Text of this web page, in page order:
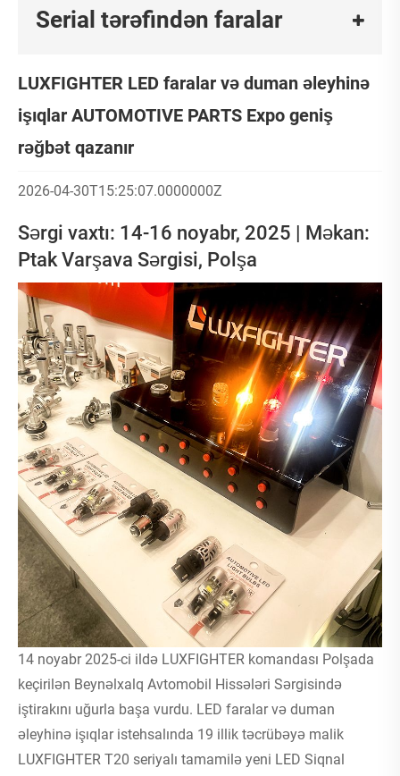
Serial tərəfindən faralar
LUXFIGHTER LED faralar və duman əleyhinə
işıqlar AUTOMOTIVE PARTS Expo geniş
rəğbət qazanır
2026-04-30T15:25:07.0000000Z
Sərgi vaxtı: 14-16 noyabr, 2025 | Məkan:
Ptak Varşava Sərgisi, Polşa
14 noyabr 2025-ci ildə LUXFIGHTER komandası Polşada
keçirilən Beynəlxalq Avtomobil Hissələri Sərgisində
iştirakını uğurla başa vurdu. LED faralar və duman
əleyhinə işıqlar istehsalında 19 illik təcrübəyə malik
LUXFIGHTER T20 seriyalı tamamilə yeni LED Siqnal